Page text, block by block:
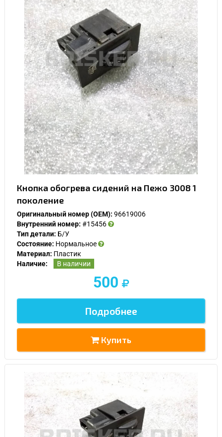
Кнопка обогрева сидений на Пежо 3008 1
поколение
Оригинальный номер (OEM): 96619006
Внутренний номер: #15456
Тип детали: Б/У
Состояние: Нормальное
Материал: Пластик
Наличие:
В наличии
500
Подробнее
Купить